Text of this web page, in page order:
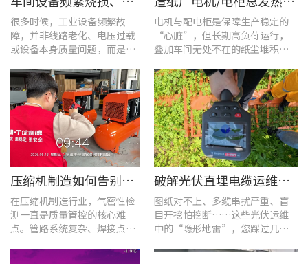
很多时候，工业设备频繁故
障，并非线路老化、电压过载
或设备本身质量问题，而是谐
易察觉的电能质量隐患导致。
电机与配电柜是保障生产稳定的
“心脏”，但长期高负荷运行，
叠加车间无处不在的纸尘堆积，
端隐性发热。
压缩机制造如何告别“气密性焦虑”?UT568F红外声热成像仪实战揭秘
在压缩机制造行业，气密性检
测一直是质量管控的核心难
点。管路系统复杂、焊接点众
响产品的制冷性能和能效比
破解光伏直埋电缆运维难题：UT689B智能管线探测仪实测纪实
图纸对不上、多缆串扰严重、盲
目开挖怕挖断……这些光伏运维
中的“隐形地雷”，您踩过几